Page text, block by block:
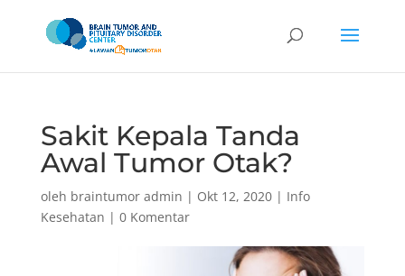
Sakit Kepala Tanda
Awal Tumor Otak?
oleh braintumor admin | Okt 12, 2020| Info
Kesehatan | 0 Komentar